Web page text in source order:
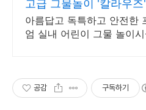
고급 그물놀이 '칼라우즈'
SINCE 2011
아름답고 독특하고 안전한
엄 실내 어린이 그물 놀이
공감 구독하기